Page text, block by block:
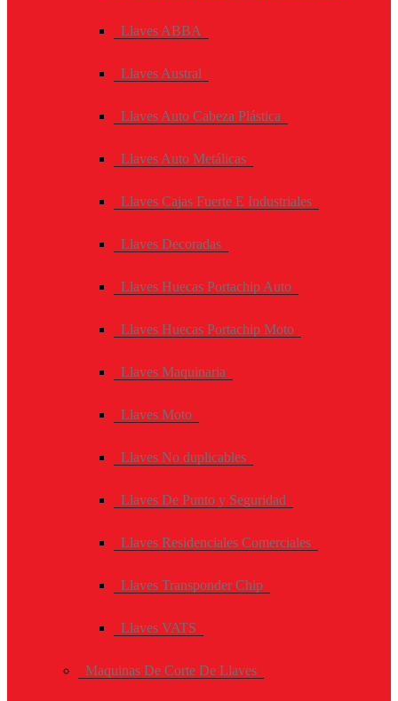
Llaves ABBA
Llaves Austral
Llaves Auto Cabeza Plástica
Llaves Auto Metálicas
Llaves Cajas Fuerte E Industriales
Llaves Decoradas
Llaves Huecas Portachip Auto
Llaves Huecas Portachip Moto
Llaves Maquinaria
Llaves Moto
Llaves No duplicables
Llaves De Punto y Seguridad
Llaves Residenciales Comerciales
Llaves Transponder Chip
Llaves VATS
Maquinas De Corte De Llaves